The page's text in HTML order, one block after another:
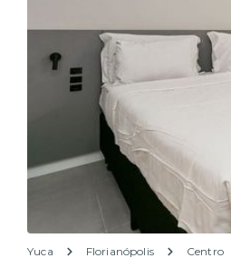
Yuca Florianópolis Centro